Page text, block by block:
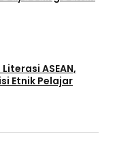
ASEAN,
Etnik Pelajar